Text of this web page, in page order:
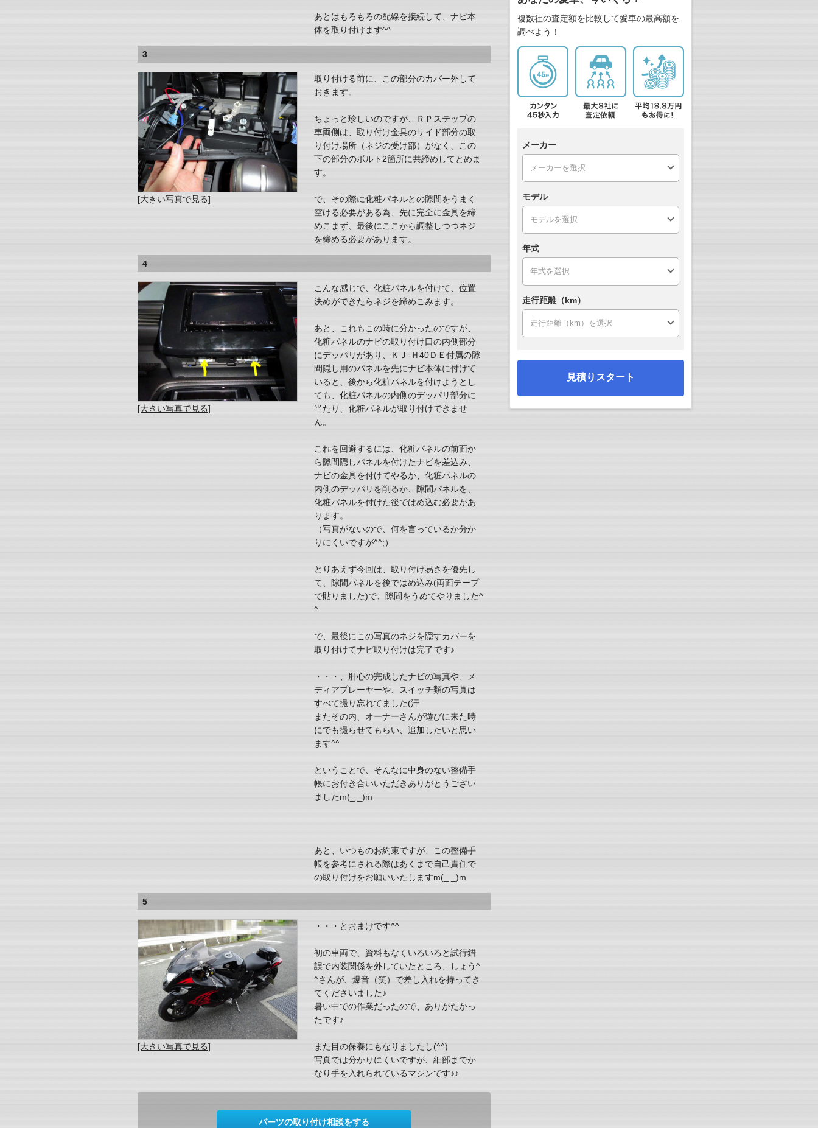
あとはもろもろの配線を接続して、ナビ本
体を取り付けます^^
3
[大きい写真で見る]
取り付ける前に、この部分のカバー外して
おきます。
ちょっと珍しいのですが、ＲＰステップの
車両側は、取り付け金具のサイド部分の取
り付け場所（ネジの受け部）がなく、この
下の部分のボルト2箇所に共締めしてとめま
す。
で、その際に化粧パネルとの隙間をうまく
空ける必要がある為、先に完全に金具を締
めこまず、最後にここから調整しつつネジ
を締める必要があります。
4
[大きい写真で見る]
こんな感じで、化粧パネルを付けて、位置
決めができたらネジを締めこみます。
あと、これもこの時に分かったのですが、
化粧パネルのナビの取り付け口の内側部分
にデッパリがあり、ＫＪ-Ｈ40ＤＥ付属の隙
間隠し用のパネルを先にナビ本体に付けて
いると、後から化粧パネルを付けようとし
ても、化粧パネルの内側のデッパリ部分に
当たり、化粧パネルが取り付けできませ
ん。
これを回避するには、化粧パネルの前面か
ら隙間隠しパネルを付けたナビを差込み、
ナビの金具を付けてやるか、化粧パネルの
内側のデッパリを削るか、隙間パネルを、
化粧パネルを付けた後ではめ込む必要があ
ります。
（写真がないので、何を言っているか分か
りにくいですが^^;）
とりあえず今回は、取り付け易さを優先し
て、隙間パネルを後ではめ込み(両面テープ
で貼りました)で、隙間をうめてやりました^
^
で、最後にこの写真のネジを隠すカバーを
取り付けてナビ取り付けは完了です♪
・・・、肝心の完成したナビの写真や、メ
ディアプレーヤーや、スイッチ類の写真は
すべて撮り忘れてました(汗
またその内、オーナーさんが遊びに来た時
にでも撮らせてもらい、追加したいと思い
ます^^
ということで、そんなに中身のない整備手
帳にお付き合いいただきありがとうござい
ましたm(_ _)m
あと、いつものお約束ですが、この整備手
帳を参考にされる際はあくまで自己責任で
の取り付けをお願いいたしますm(_ _)m
5
[大きい写真で見る]
・・・とおまけです^^
初の車両で、資料もなくいろいろと試行錯
誤で内装関係を外していたところ、しょう^
^さんが、爆音（笑）で差し入れを持ってき
てくださいました♪
暑い中での作業だったので、ありがたかっ
たです♪
また目の保養にもなりましたし(^^)
写真では分かりにくいですが、細部までか
なり手を入れられているマシンです♪♪
パーツの取り付け相談をする
複数社の査定額を比較して愛車の最高額を
調べよう！
メーカー
モデル
年式
走行距離（km）
見積りスタート